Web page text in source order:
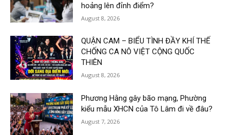
hoảng lên đỉnh điểm?
August 8, 2026
QUẬN CAM – BIỂU TÌNH ĐẦY KHÍ THẾ
CHỐNG CA NÔ VIỆT CỘNG QUỐC
THIÊN
August 8, 2026
Phương Hằng gây bão mạng, Phường
kiểu mẫu XHCN của Tô Lâm đi về đâu?
August 7, 2026